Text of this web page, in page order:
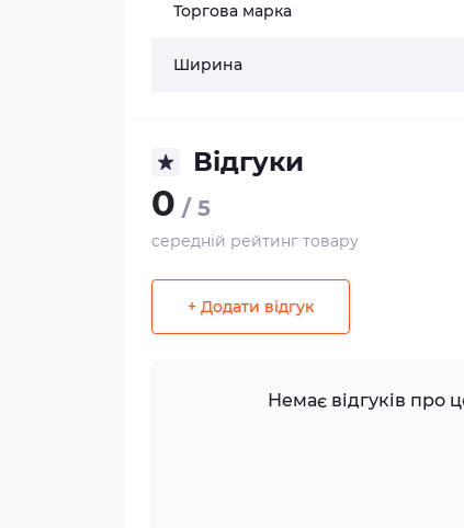
Торгова марка
Ширина
Відгуки
0 / 5
середній рейтинг товару
+ Додати відгук
Немає відгуків про